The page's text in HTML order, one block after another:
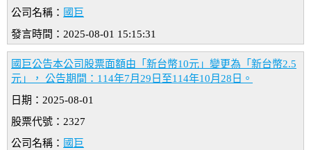
公司名稱： 國巨
發言時間：2025-08-01 15:15:31
國巨公告本公司股票面額由「新台幣10元」變更為「新台幣2.5
元」， 公告期間：114年7月29日至114年10月28日。
日期：2025-08-01
股票代號：2327
公司名稱： 國巨